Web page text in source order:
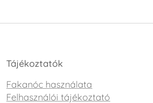
Tájékoztatók
Fakanóc használata
Felhasználói tájékoztató